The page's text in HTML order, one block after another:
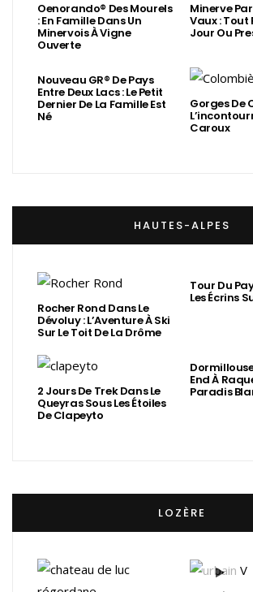
Oenorando® Des Mourels
: En Famille Dans Un
Minervois À Vigne
Ouverte
Minerve
Vaux : Tout
Jour Ou
Nouveau GR® De Pays
Entre Deux Lacs : Le Petit
Dernier De La Famille Est
Né
Gorges De
Caroux
HAUTES-ALPES
Rocher Rond Dans Le
Dévoluy : L’Aventure À Ski
Sur Le Toit De La Drôme
Tour Du
Les Écrins
2 Jours De Trek Dans Le
Queyras Sous Les Étoiles
De Clapeyto
End À
Paradis
LOZÈRE